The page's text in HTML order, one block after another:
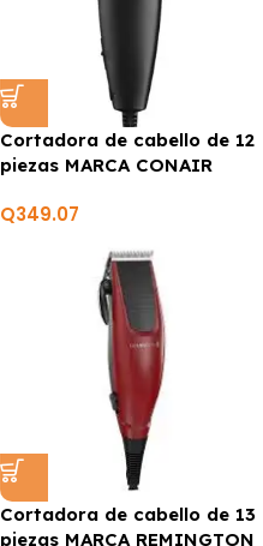
Cortadora de cabello de 12
piezas MARCA CONAIR
Q349.07
Cortadora de cabello de 13
piezas MARCA REMINGTON